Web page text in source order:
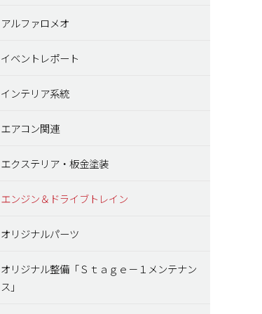
アルファロメオ
イベントレポート
インテリア系統
エアコン関連
エクステリア・板金塗装
エンジン＆ドライブトレイン
オリジナルパーツ
オリジナル整備「Ｓｔａｇｅ－１メンテナン
ス」